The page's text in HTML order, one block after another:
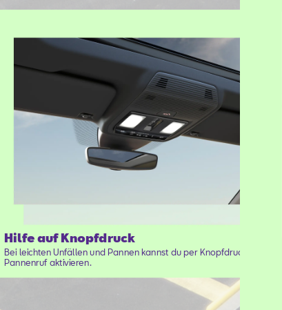
Hilfe auf Knopfdruck
Bei leichten Unfällen und Pannen kannst du per Knopfdruck den
Pannenruf aktivieren.